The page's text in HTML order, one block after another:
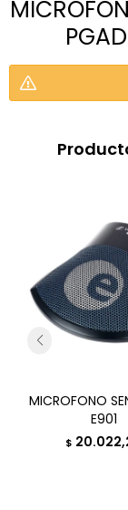
MICROFONO
E901
$